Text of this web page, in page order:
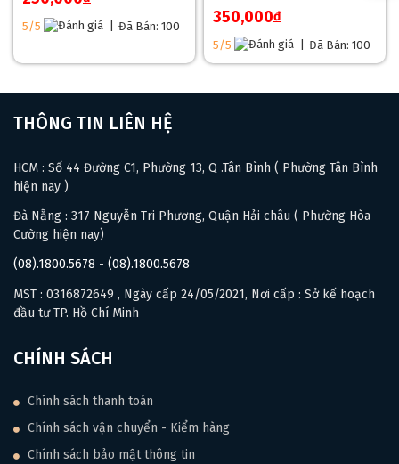
5/5 Đã Bán: 100 350,000đ
5/5 Đã Bán: 100
THÔNG TIN LIÊN HỆ
HCM : Số 44 Đường C1, Phường 13, Q .Tân Bình ( Phường Tân Bình
hiện nay )
Đà Nẵng : 317 Nguyễn Tri Phương, Quận Hải châu ( Phường Hòa
Cường hiện nay)
(08).1800.5678 - (08).1800.5678
MST : 0316872649 , Ngày cấp 24/05/2021, Nơi cấp : Sở kế hoạch
đầu tư TP. Hồ Chí Minh
CHÍNH SÁCH
Chính sách thanh toán
Chính sách vận chuyển - Kiểm hàng
Chính sách bảo mật thông tin